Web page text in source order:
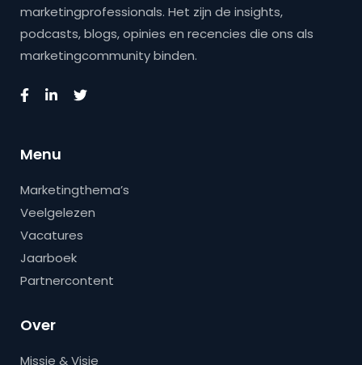
marketingprofessionals. Het zijn de insights,
podcasts, blogs, opinies en recencies die ons als
marketingcommunity binden.
Menu
Marketingthema’s
Veelgelezen
Vacatures
Jaarboek
Partnercontent
Over
Missie & Visie